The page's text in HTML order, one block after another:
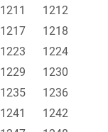
1211
1212
1217
1218
1223
1224
1229
1230
1235
1236
1241
1242